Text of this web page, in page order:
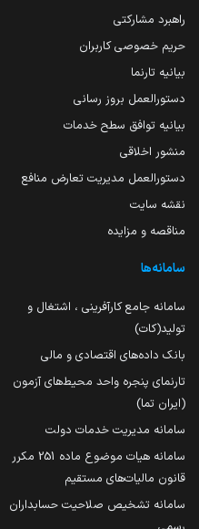
راهبرد مشارکتی
حریم خصوصی کاربران
بیانیه تارنما
دستورالعمل بروز رسانی
بیانیه توافق سطح خدمات
منشور اخلاقی
دستورالعمل مدیریت تعارض منافع
نقشه سایت
مناقصه و مزایده
سامانه‌ها
سامانه جامع کارآفرینی ، اشتغال و
تولید(کات)
بانک داده‌های اقتصادی و مالی
تارنمای پنجره واحد محیط‌های آزمون
(ایران تما)
سامانه مدیریت خدمات دولت
سامانه هیات موضوع ماده 251 مکرر
قانون مالیات‌های مستقیم
سامانه تشخیص صلاحیت حسابداران